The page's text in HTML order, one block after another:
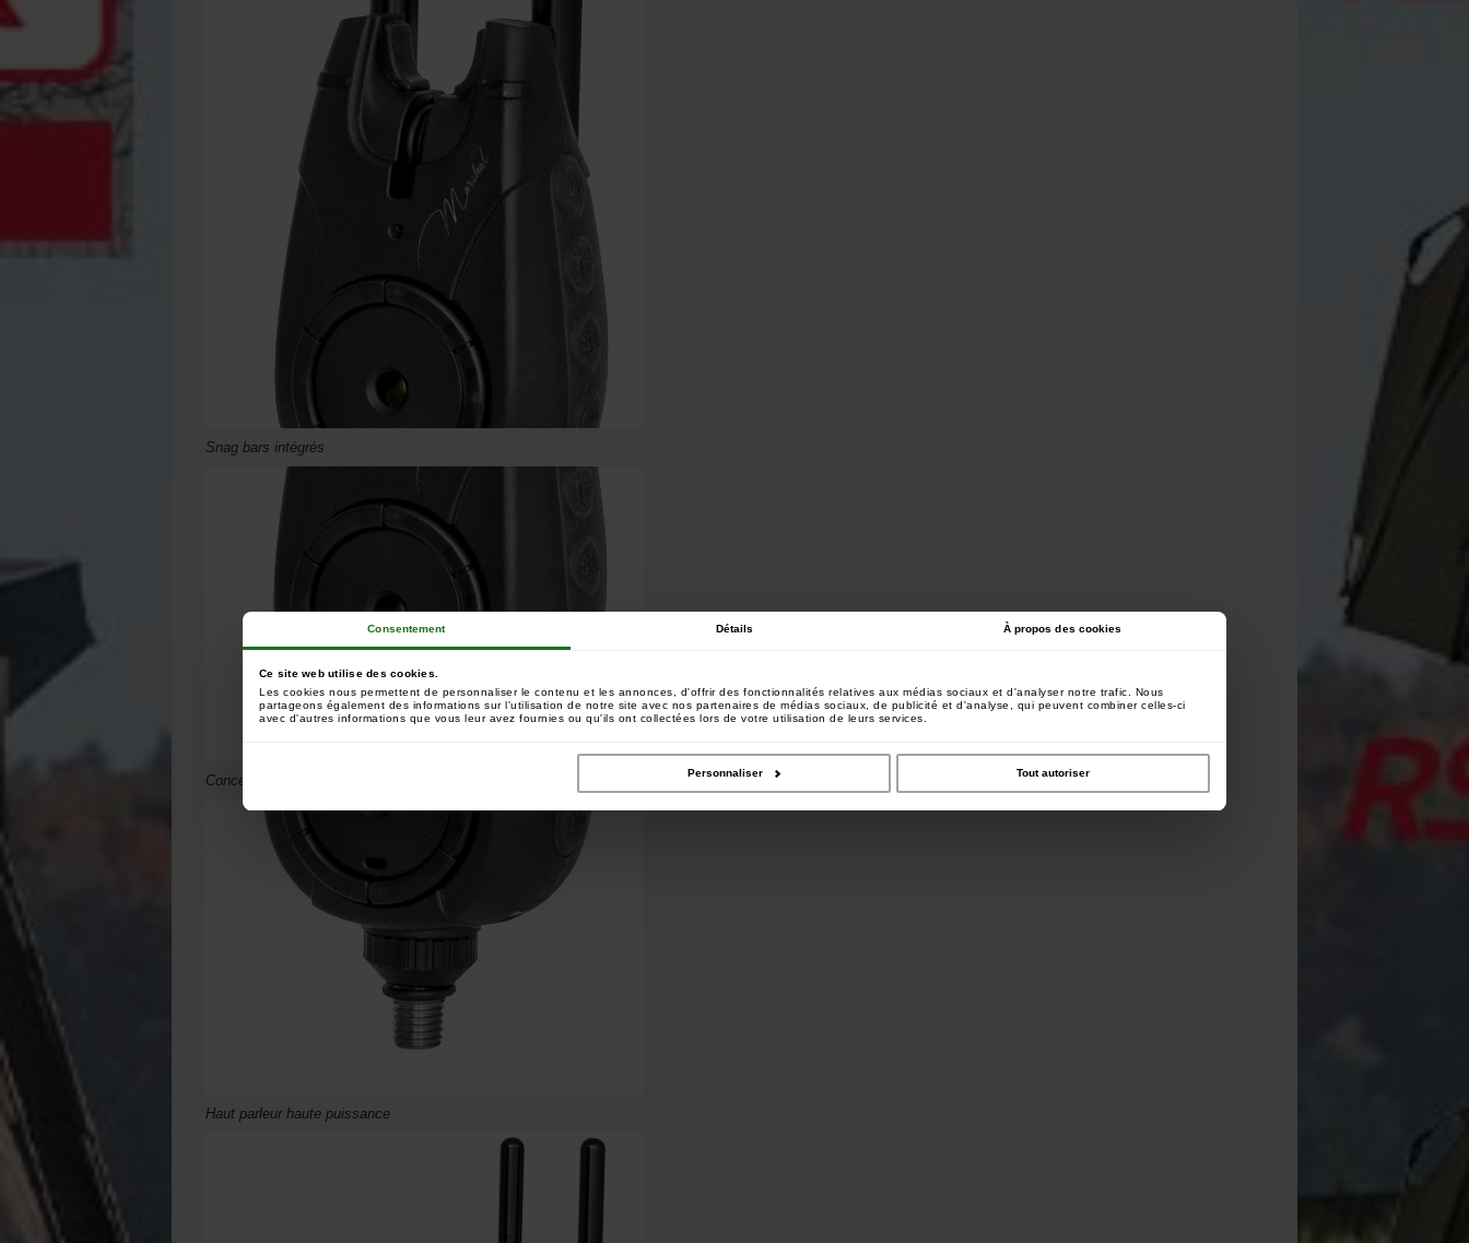
Consentement Détails À propos des cookies
Ce site web utilise des cookies.
Les cookies nous permettent de personnaliser le contenu et les annonces, d'offrir des fonctionnalités relatives aux médias sociaux et d'analyser notre trafic. Nous
partageons également des informations sur l'utilisation de notre site avec nos partenaires de médias sociaux, de publicité et d'analyse, qui peuvent combiner celles-ci
avec d'autres informations que vous leur avez fournies ou qu'ils ont collectées lors de votre utilisation de leurs services.
Personnaliser Tout autoriser
Snag bars intégrés
Conception ergonomique
Haut parleur haute puissance